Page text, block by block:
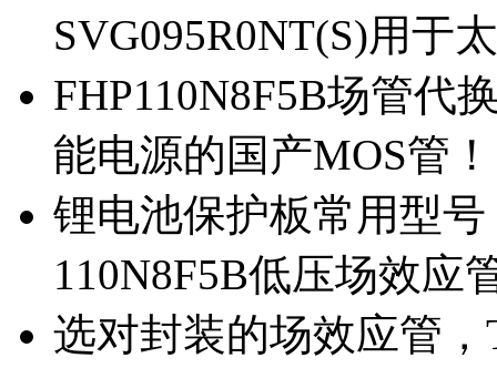
SVG095R0NT(S)用于
FHP110N8F5B场管代
能电源的国产MOS管！
锂电池保护板常用型
110N8F5B低压场效应
选对封装的场效应管